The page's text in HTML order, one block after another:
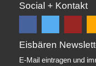
Social + Kontakt
Folge Folge EC
Eisbären
E-Mail eintragen und